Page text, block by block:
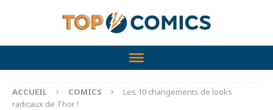
ACCUEIL COMICS
Les 10 changements de looks
radicaux de Thor !